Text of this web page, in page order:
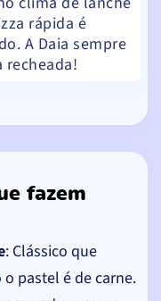
rápida é
A Daia sempre
recheada!
fazem
: Clássico que
pastel é de carne.